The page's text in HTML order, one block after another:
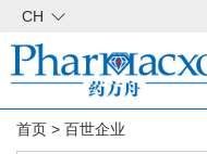
CH
首页 > 百世企业